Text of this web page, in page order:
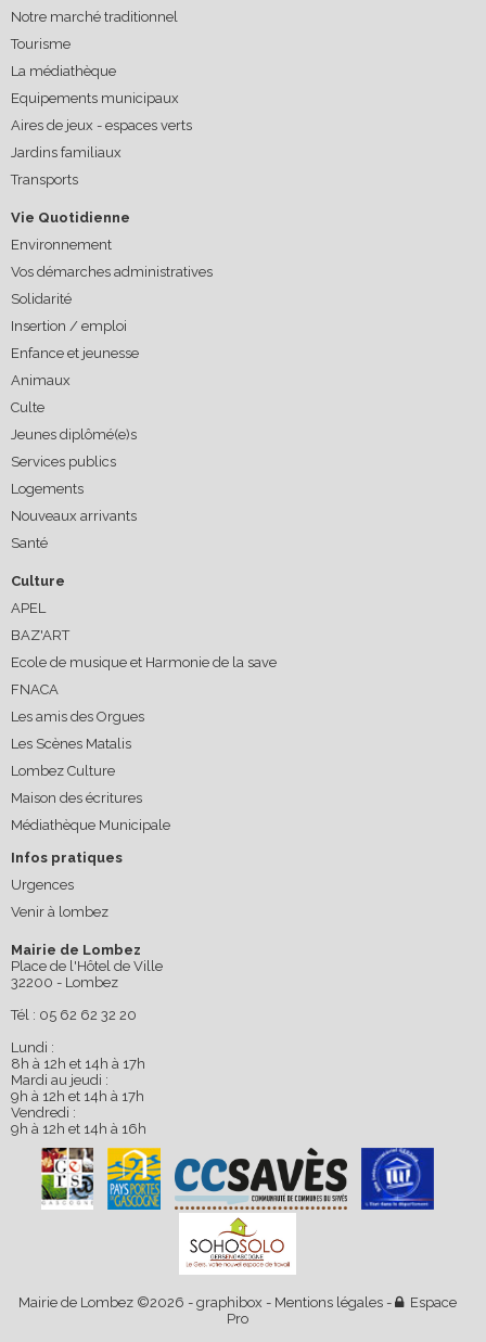
Notre marché traditionnel
Tourisme
La médiathèque
Equipements municipaux
Aires de jeux - espaces verts
Jardins familiaux
Transports
Vie Quotidienne
Environnement
Vos démarches administratives
Solidarité
Insertion / emploi
Enfance et jeunesse
Animaux
Culte
Jeunes diplômé(e)s
Services publics
Logements
Nouveaux arrivants
Santé
Culture
APEL
BAZ'ART
Ecole de musique et Harmonie de la save
FNACA
Les amis des Orgues
Les Scènes Matalis
Lombez Culture
Maison des écritures
Médiathèque Municipale
Infos pratiques
Urgences
Venir à lombez
Mairie de Lombez
Place de l'Hôtel de Ville
32200 - Lombez
Tél : 05 62 62 32 20
Lundi :
8h à 12h et 14h à 17h
Mardi au jeudi :
9h à 12h et 14h à 17h
Vendredi :
9h à 12h et 14h à 16h
Mairie de Lombez ©2026 - graphibox - Mentions légales -
Espace
Pro